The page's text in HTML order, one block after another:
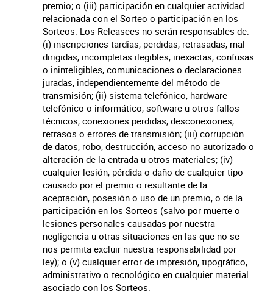
premio; o (iii) participación en cualquier actividad
relacionada con el Sorteo o participación en los
Sorteos. Los Releasees no serán responsables de:
(i) inscripciones tardías, perdidas, retrasadas, mal
dirigidas, incompletas ilegibles, inexactas, confusas
o ininteligibles, comunicaciones o declaraciones
juradas, independientemente del método de
transmisión; (ii) sistema telefónico, hardware
telefónico o informático, software u otros fallos
técnicos, conexiones perdidas, desconexiones,
retrasos o errores de transmisión; (iii) corrupción
de datos, robo, destrucción, acceso no autorizado o
alteración de la entrada u otros materiales; (iv)
cualquier lesión, pérdida o daño de cualquier tipo
causado por el premio o resultante de la
aceptación, posesión o uso de un premio, o de la
participación en los Sorteos (salvo por muerte o
lesiones personales causadas por nuestra
negligencia u otras situaciones en las que no se
nos permita excluir nuestra responsabilidad por
ley); o (v) cualquier error de impresión, tipográfico,
administrativo o tecnológico en cualquier material
asociado con los Sorteos.